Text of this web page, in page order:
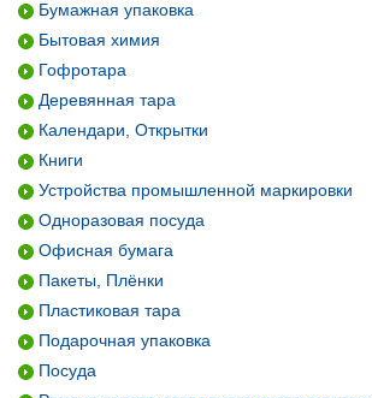
Бумажная упаковка
Бытовая химия
Гофротара
Деревянная тара
Календари, Открытки
Книги
Устройства промышленной маркировки
Одноразовая посуда
Офисная бумага
Пакеты, Плёнки
Пластиковая тара
Подарочная упаковка
Посуда